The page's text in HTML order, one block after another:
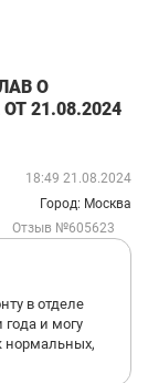
О
21.08.2024
18:49 21.08.2024
Город: Москва
Отзыв №605623
в отделе
и могу
нормальных,